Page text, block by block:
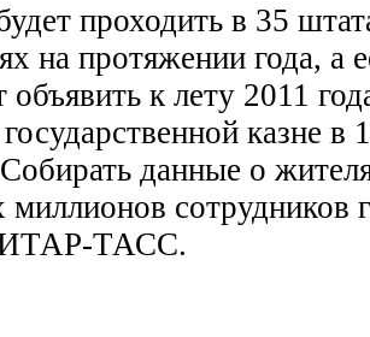
проходить в 35
на протяжении года, а
к лету 2011
казне в
данные о
миллионов сотрудников
ИТАР-ТАСС.